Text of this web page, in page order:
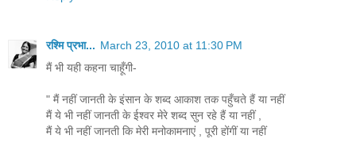
रश्मि प्रभा... March 23, 2010 at 11:30 PM
मैं भी यही कहना चाहूँगी-
" मैं नहीं जानती के इंसान के शब्द आकाश तक पहुँचते हैं या नहीं
मैं ये भी नहीं जानती के ईश्वर मेरे शब्द सुन रहे हैं या नहीं ,
मैं ये भी नहीं जानती कि मेरी मनोकामनाएं , पूरी होंगीं या नहीं